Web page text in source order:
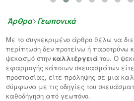
Άρθρα Γεωπονικά
Με το συγκεκριμένο άρθρο θέλω να
περίπτωση δεν προτείνω ή παροτρύνω
ψεκασμό στην καλλιέργειά του. Ο
εφαρμογής κάποιων σκευασμάτων
προστασίας, είτε πρόληψης σε μια
σύμφωνα με τις οδηγίες του
καθοδήγηση από γεωπόνο.